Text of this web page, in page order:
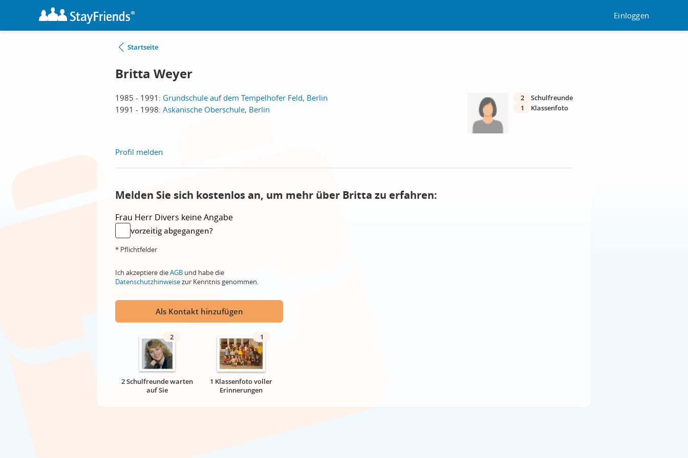
Einloggen
Startseite
Britta Weyer
1985 - 1991: Grundschule auf dem Tempelhofer Feld, Berlin
1991 - 1998: Askanische Oberschule, Berlin
2
Schulfreunde
1
Klassenfoto
Profil melden
Melden Sie sich kostenlos an, um mehr über Britta zu erfahren:
Frau Herr Divers keine Angabe
vorzeitig abgegangen?
* Pflichtfelder
Ich akzeptiere dieAGB und habe die
Datenschutzhinweisezur Kenntnis genommen.
Als Kontakt hinzufügen
2
2 Schulfreunde warten
auf Sie
1
1 Klassenfoto voller
Erinnerungen